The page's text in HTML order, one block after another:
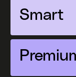
Smart
23 €
45 €